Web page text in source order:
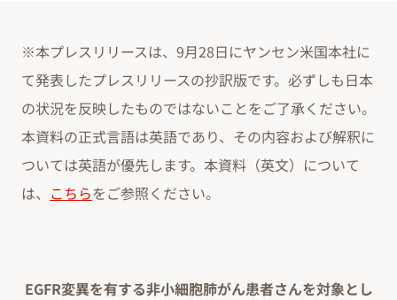
※本プレスリリースは、9月28日にヤンセン米国本社に
て発表したプレスリリースの抄訳版です。必ずしも日本
の状況を反映したものではないことをご了承ください。
本資料の正式言語は英語であり、その内容および解釈に
ついては英語が優先します。本資料（英文）について
は、 こちらをご参照ください。
EGFR変異を有する非小細胞肺がん患者さんを対象とし